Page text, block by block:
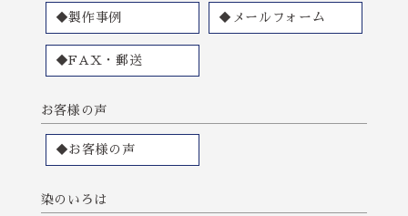
◆製作事例 ◆メールフォーム
◆FAX・郵送
お客様の声
◆お客様の声
染のいろは